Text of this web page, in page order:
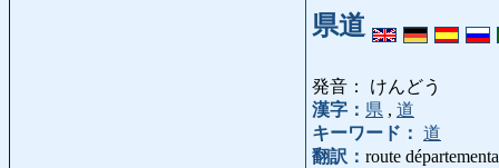
県道
発音： けんどう
漢字： 県 , 道
キーワード： 道
翻訳： route